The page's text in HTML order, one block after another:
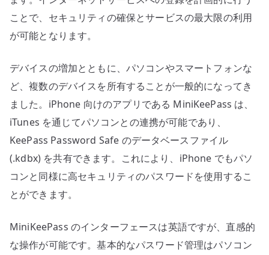
ことで、セキュリティの確保とサービスの最大限の利用
が可能となります。
デバイスの増加とともに、パソコンやスマートフォンな
ど、複数のデバイスを所有することが一般的になってき
ました。iPhone 向けのアプリである MiniKeePass は、
iTunes を通じてパソコンとの連携が可能であり、
KeePass Password Safe のデータベースファイル
(.kdbx) を共有できます。これにより、iPhone でもパソ
コンと同様に高セキュリティのパスワードを使用するこ
とができます。
MiniKeePass のインターフェースは英語ですが、直感的
な操作が可能です。基本的なパスワード管理はパソコン